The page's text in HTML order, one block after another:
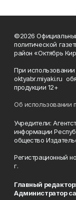
©2026
политической
район «Октябрь
При
oktyabr.miyaki.ru
продукции 12+
Об использовании
Учредители:
информации
общество
Регистрационный
г.
Главный редактор:
Администратор